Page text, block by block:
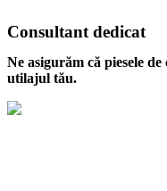
Consultant dedicat
Ne asigurăm că piesele
utilajul tău.